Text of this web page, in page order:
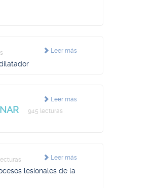
Leer más
Leer más
945 lecturas
Leer más
lesionales de la